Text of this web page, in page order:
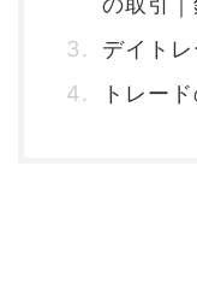
デイト
トレー